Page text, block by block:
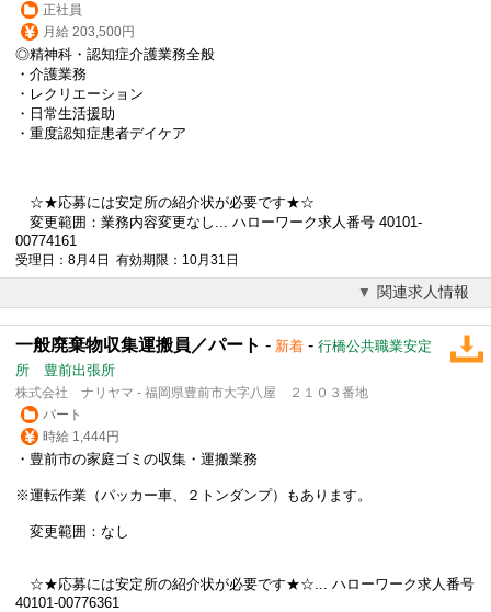
正社員
月給 203,500円
◎精神科・認知症介護業務全般
・介護業務
・レクリエーション
・日常生活援助
・重度認知症患者デイケア
☆★応募には安定所の紹介状が必要です★☆
変更範囲：業務内容変更なし... ハローワーク求人番号 40101-
00774161
受理日：8月4日 有効期限：10月31日
関連求人情報
一般廃棄物収集運搬員／パート - 新着 - 行橋公共職業安定
所 豊前出張所
株式会社 ナリヤマ - 福岡県豊前市大字八屋 ２１０３番地
パート
時給 1,444円
・豊前市の家庭ゴミの収集・運搬業務
※運転作業（パッカー車、２トンダンプ）もあります。
変更範囲：なし
☆★応募には安定所の紹介状が必要です★☆... ハローワーク求人番号
40101-00776361